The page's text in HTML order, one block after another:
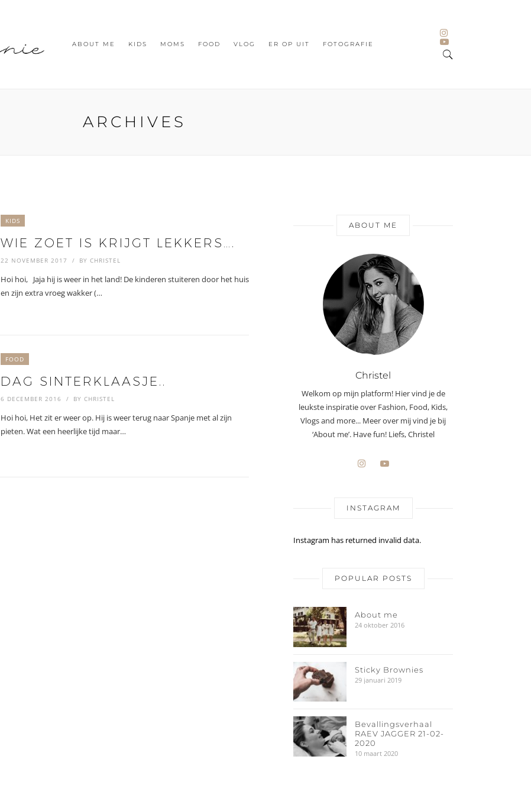
ABOUT ME KIDS MOMS FOOD VLOG ER OP UIT FOTOGRAFIE
ARCHIVES
KIDS
WIE ZOET IS KRIJGT LEKKERS….
22 NOVEMBER 2017 BY CHRISTEL
Hoi hoi, Jaja hij is weer in het land! De kinderen stuiteren door het huis
en zijn extra vroeg wakker (…
FOOD
DAG SINTERKLAASJE..
6 DECEMBER 2016 BY CHRISTEL
Hoi hoi, Het zit er weer op. Hij is weer terug naar Spanje met al zijn
pieten. Wat een heerlijke tijd maar…
ABOUT ME
Christel
Welkom op mijn platform! Hier vind je de
leukste inspiratie over Fashion, Food, Kids,
Vlogs and more... Meer over mij vind je bij
‘About me’. Have fun! Liefs, Christel
INSTAGRAM
Instagram has returned invalid data.
POPULAR POSTS
About me
24 oktober 2016
Sticky Brownies
29 januari 2019
Bevallingsverhaal
RAEV JAGGER 21-02-
2020
10 maart 2020